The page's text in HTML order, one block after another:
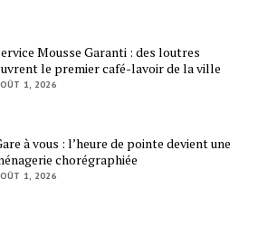
Mousse Garanti : des loutres
le premier café-lavoir de la ville
1, 2026
à vous : l’heure de pointe devient une
chorégraphiée
1, 2026